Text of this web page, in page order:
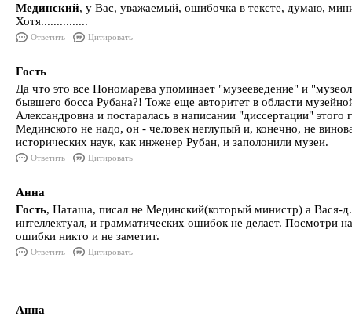
Мединский, у Вас, уважаемый, ошибочка в тексте, думаю,
Хотя...............
Ответить Цитировать
Гость
Да что это все Пономарева упоминает "музееведение" и
бывшего босса Рубана?! Тоже еще авторитет в области
Александровна и постаралась в написании "диссертации"
Мединского не надо, он - человек неглупый и, конечно, не
исторических наук, как инженер Рубан, и заполонили музеи.
Ответить Цитировать
Анна
Гость, Наташа, писал не Мединский(который министр) а Вася-
интеллектуал, и грамматических ошибок не делает. Посмотри
ошибки никто и не заметит.
Ответить Цитировать
Анна